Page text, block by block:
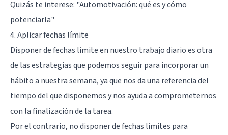
Quizás te interese: "Automotivación: qué es y cómo
potenciarla"
4. Aplicar fechas límite
Disponer de fechas límite en nuestro trabajo diario es otra
de las estrategias que podemos seguir para incorporar un
hábito a nuestra semana, ya que nos da una referencia del
tiempo del que disponemos y nos ayuda a comprometernos
con la finalización de la tarea.
Por el contrario, no disponer de fechas límites para